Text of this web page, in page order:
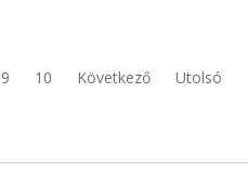
9 10 Következő Utolsó